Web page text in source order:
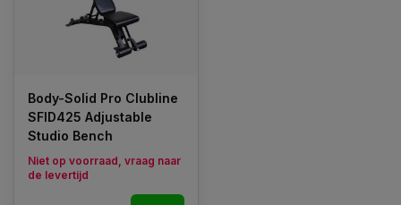
Body-Solid Pro Clubline
SFID425 Adjustable
Studio Bench
Niet op voorraad, vraag naar
de levertijd